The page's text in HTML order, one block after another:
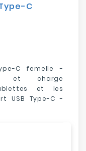
C
C femelle -
et charge
et les
USB Type-C -